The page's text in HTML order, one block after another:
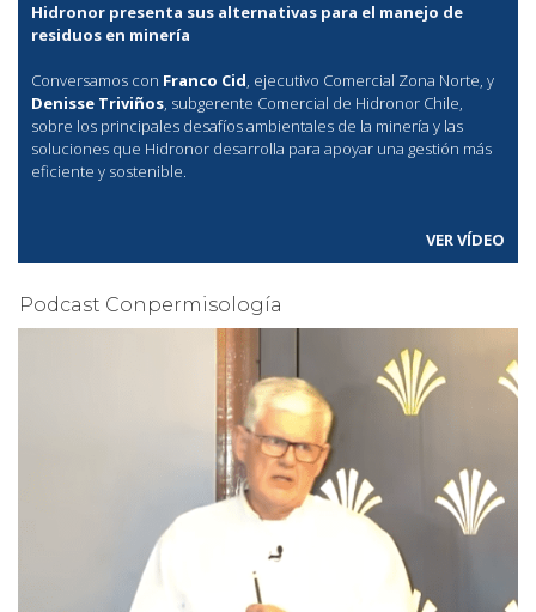
Hidronor presenta sus alternativas para el manejo de
residuos en minería
Conversamos con Franco Cid, ejecutivo Comercial Zona Norte, y
Denisse Triviños, subgerente Comercial de Hidronor Chile,
sobre los principales desafíos ambientales de la minería y las
soluciones que Hidronor desarrolla para apoyar una gestión más
eficiente y sostenible.
VER VÍDEO
Podcast Conpermisología